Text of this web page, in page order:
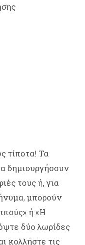
τίποτα! Τα
δημιουργήσουν
τους ή, για
μπορούν
ή «Η
δύο λωρίδες
κολλήστε τις